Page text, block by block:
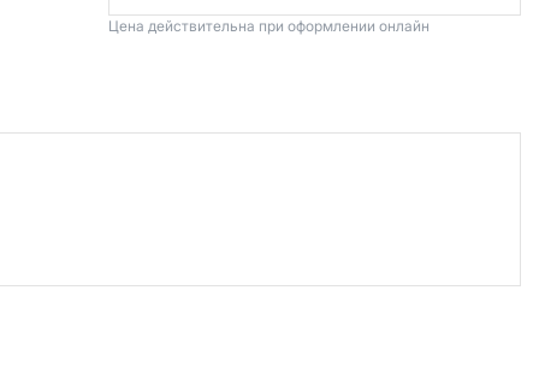
Цена действительна при оформлении онлайн